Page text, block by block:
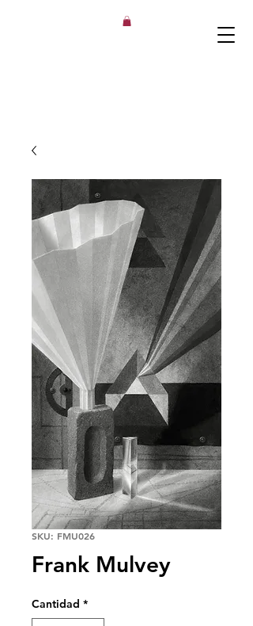
SKU: FMU026
Frank Mulvey
Cantidad *